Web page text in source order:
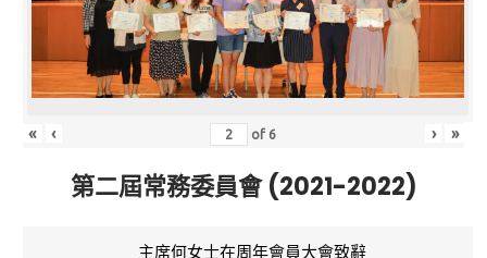
« ‹ of 6 › »
第二屆常務委員會 (2021-2022)
主席何女士在周年會員大會致辭